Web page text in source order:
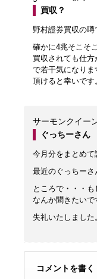
買収？
野村證券買収の噂
確かに4兆そこそ
買収されても仕
で若干気になり
頂けると幸いです
サーモンクイー
ぐっちーさん
今月分をまとめて
最近のぐっちーさ
ところで・・・
なんか聞きたい
失礼いたしました
コメントを書く